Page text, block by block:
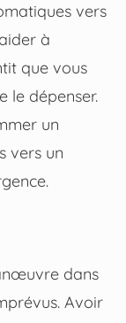
vers
à
que vous
le dépenser.
un
vers un
dans
Avoir